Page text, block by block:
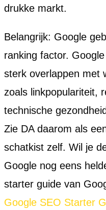
drukke markt.
Belangrijk: Google
ranking factor.
sterk overlappen met
zoals linkpopulariteit,
technische
Zie DA daarom als
schatkist zelf. Wil je
Google nog eens
starter guide van
Google SEO Starter